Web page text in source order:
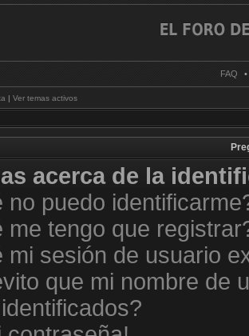
FAQ •
| Ver temas activos
acerca de la
no puedo
me tengo que
mi sesión de usuario
que mi nombre de